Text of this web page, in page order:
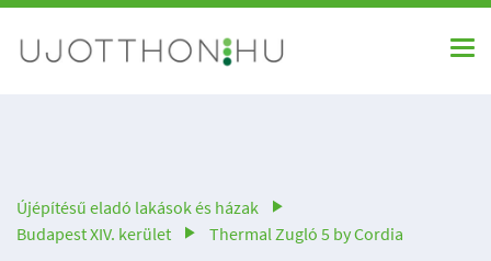
Újépítésű eladó lakások és házak
Budapest XIV. kerület
Thermal Zugló 5 by Cordia